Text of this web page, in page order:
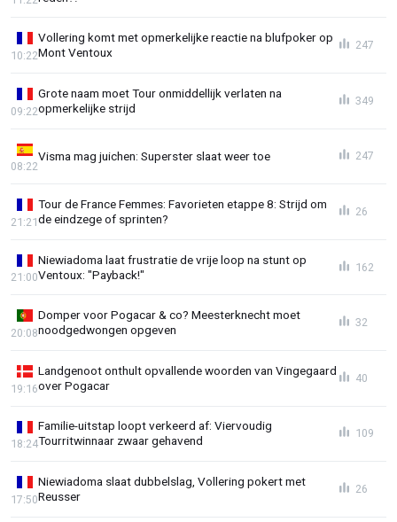
Vollering komt met opmerkelijke reactie na blufpoker op
Mont Ventoux
10:22
247
Grote naam moet Tour onmiddellijk verlaten na
opmerkelijke strijd
09:22
349
Visma mag juichen: Superster slaat weer toe
08:22
247
Tour de France Femmes: Favorieten etappe 8: Strijd om
de eindzege of sprinten?
21:21
26
Niewiadoma laat frustratie de vrije loop na stunt op
Ventoux: "Payback!"
21:00
162
Domper voor Pogacar & co? Meesterknecht moet
noodgedwongen opgeven
20:08
32
Landgenoot onthult opvallende woorden van Vingegaard
over Pogacar
19:16
40
Familie-uitstap loopt verkeerd af: Viervoudig
Tourritwinnaar zwaar gehavend
18:24
109
Niewiadoma slaat dubbelslag, Vollering pokert met
Reusser
17:50
26